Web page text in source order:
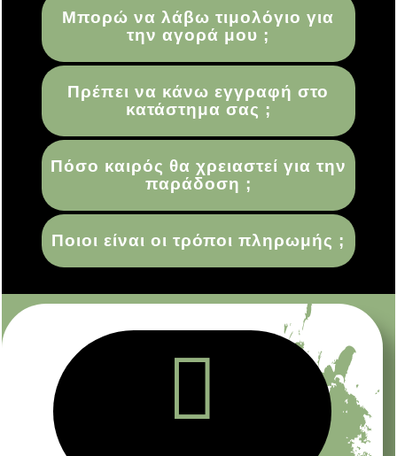
Μπορώ να λάβω τιμολόγιο για
την αγορά μου ;
Πρέπει να κάνω εγγραφή στο
κατάστημα σας ;
Πόσο καιρός θα χρειαστεί για την
παράδοση ;
Ποιοι είναι οι τρόποι πληρωμής ;
